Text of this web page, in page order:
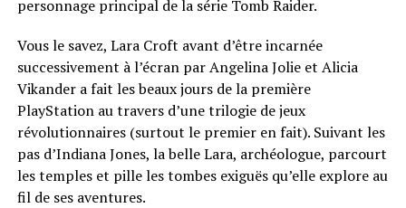
personnage principal de la série Tomb Raider.
Vous le savez, Lara Croft avant d’être incarnée
successivement à l’écran par Angelina Jolie et Alicia
Vikander a fait les beaux jours de la première
PlayStation au travers d’une trilogie de jeux
révolutionnaires (surtout le premier en fait). Suivant les
pas d’Indiana Jones, la belle Lara, archéologue, parcourt
les temples et pille les tombes exiguës qu’elle explore au
fil de ses aventures.